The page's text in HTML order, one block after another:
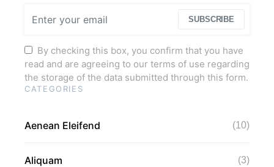
SUBSCRIBE
By checking this box, you confirm that you have
read and are agreeing to our terms of use regarding
the storage of the data submitted through this form.
CATEGORIES
Aenean Eleifend (10)
Aliquam (3)